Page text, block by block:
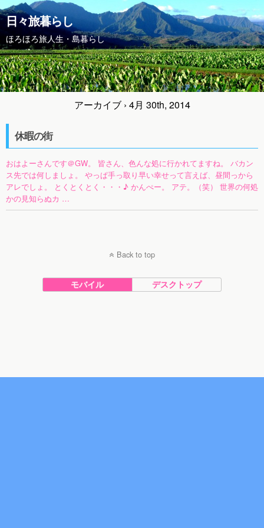
日々旅暮らし
ほろほろ旅人生・島暮らし
アーカイブ › 4月 30th, 2014
休暇の街
おはよーさんです＠GW。 皆さん、色んな処に行かれてますね。 バカン
ス先では何しましょ。 やっぱ手っ取り早い幸せって言えば、昼間っから
アレでしょ。 とくとくとく・・・♪ かんぺー。 アテ。（笑） 世界の何処
かの見知らぬカ …
Back to top
モバイル デスクトップ